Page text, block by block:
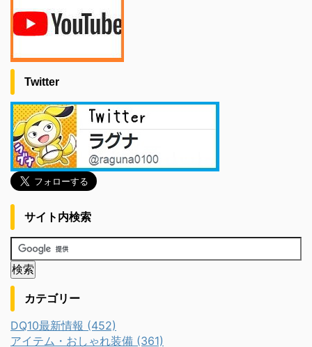
Twitter
サイト内検索
カテゴリー
DQ10最新情報 (452)
アイテム・おしゃれ装備 (361)